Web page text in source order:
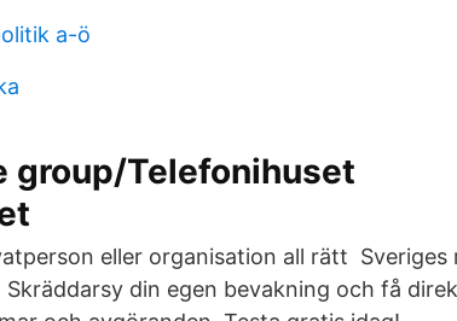
a-ö
group/Telefonihuset
eller organisation all rätt Sveriges
din egen bevakning och få